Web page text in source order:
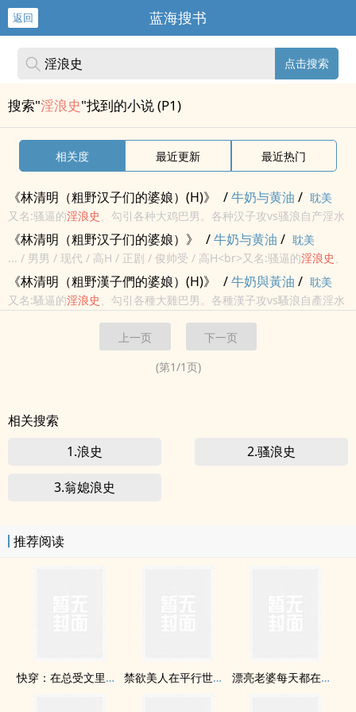
返回 蓝海搜书
点击搜索
搜索"淫浪史"找到的小说 (P1)
相关度 最近更新 最近热门
《林清明（粗野汉子们的婆娘）(H)》 /牛奶与黄油 / 耽美
又名:骚逼的淫浪史 、勾引各种大鸡巴男。各种汉子攻vs骚浪自产淫水
受np总受！走肾走心！保证原滋原味。林清明出生于清明节那天，他
从小嗜淫，长大了更是拥有一个淫穴，不用润滑就可以自动分泌骚
水。 大...
《林清明（粗野汉子们的婆娘）》 /牛奶与黄油 / 耽美
... / 男男 / 现代 / 高H / 正剧 / 俊帅受 / 高H<br>又名:骚逼的淫浪史 、
勾引各种大鸡巴男。<br>各种汉子攻vs骚浪自产淫水受<br>np总
受！走肾走心！保证原滋原味。...
《林清明（粗野漢子們的婆娘）(H)》 /牛奶與黃油 / 耽美
又名:騷逼的淫浪史 、勾引各種大雞巴男。各種漢子攻vs騷浪自產淫水
受np總受！走腎走心！保證原滋原味。林清明出生於清明節那天，他
從小嗜淫，長大了更是擁有一個淫穴，不用潤滑就可以自動分泌騷
上一页
下一页
(第1/1页)
相关搜索
1.浪史
2.骚浪史
3.翁媳浪史
推荐阅读
快穿：在总受文里抢主角攻np 禁欲美人在平行世界被疼爱到哭啼啼 漂亮老婆每天都在钓我【双/1v1】